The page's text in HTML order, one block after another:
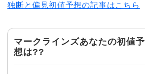
独断と偏見初値予想の記事はこちら
マークラインズあなたの初値予
想は??